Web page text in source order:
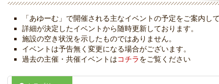
「あゆーむ」で開催される主なイベントの予定をご案内し
詳細が決定したイベントから随時更新しております。
施設の空き状況を示したものではありません。
イベントは予告無く変更になる場合がございます。
過去の主催・共催イベントはコチラ をご覧ください
04:00